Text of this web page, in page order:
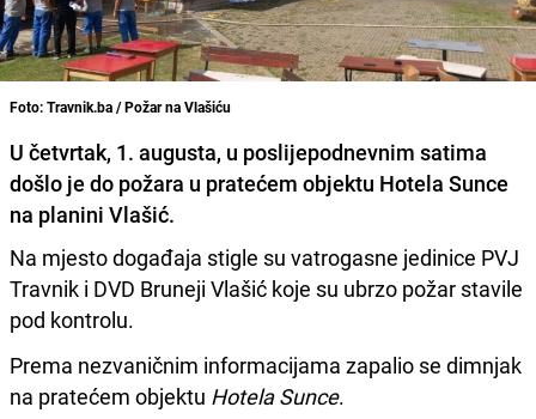
Foto: Travnik.ba / Požar na Vlašiću
U četvrtak, 1. augusta, u poslijepodnevnim satima
došlo je do požara u pratećem objektu Hotela Sunce
na planini Vlašić.
Na mjesto događaja stigle su vatrogasne jedinice PVJ
Travnik i DVD Bruneji Vlašić koje su ubrzo požar stavile
pod kontrolu.
Prema nezvaničnim informacijama zapalio se dimnjak
na pratećem objektu Hotela Sunce.